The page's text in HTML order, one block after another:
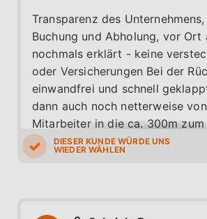
Transparenz des
Buchung und Abholung, vor Ort
nochmals erklärt - keine
oder Versicherungen Bei der
einwandfrei und schnell
dann auch noch netterweise
Mitarbeiter in die ca. 300m zum
gebracht Bei unserem nächsten
buchen wir wieder über Rental